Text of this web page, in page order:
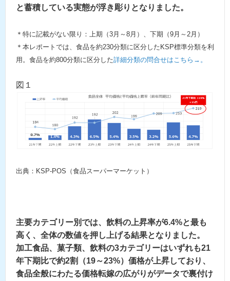
と蓄積している実態が浮き彫りとなりました。
＊特に記載がない限り：上期（3月～8月）、下期（9月～2月）
＊本レポートでは、食品を約230分類に区分したKSP標準分類を利
用。食品を約800分類に区分した詳細分類の問合せはこちら→。
図１
出典：KSP-POS（食品スーパーマーケット）
主要カテゴリー別では、飲料の上昇率が6.4%と最も
高く、全体の数値を押し上げる結果となりました。
加工食品、菓子類、飲料の3カテゴリーはいずれも21
年下期比で約2割（19～23%）価格が上昇しており、
食品全般にわたる価格転嫁の広がりがデータで裏付け